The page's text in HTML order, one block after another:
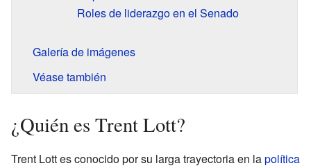
Roles de liderazgo en el Senado
Galería de imágenes
Véase también
¿Quién es Trent Lott?
Trent Lott es conocido por su larga trayectoria en lapolítica